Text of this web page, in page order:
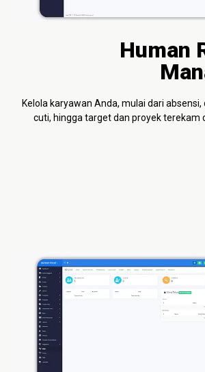
Human
Kelola karyawan Anda, mulai dari
cuti, hingga target dan proyek terekam